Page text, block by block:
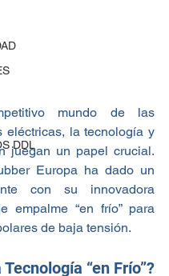
DDL
mundo de las
eléctricas, la tecnología y
juegan un papel crucial.
Europa ha dado un
con su innovadora
empalme “en frío” para
de baja tensión.
“en Frío”?